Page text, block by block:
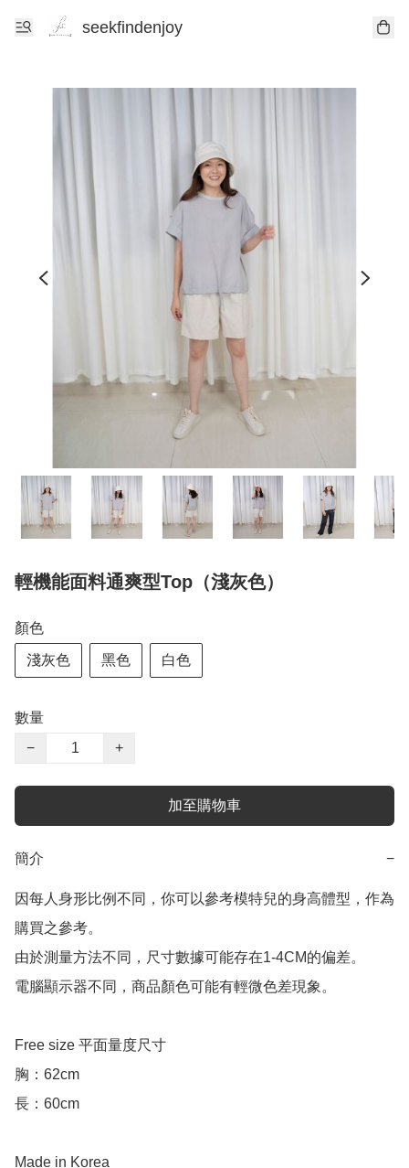
seekfindenjoy
輕機能面料通爽型Top（淺灰色）
顏色
淺灰色 黑色 白色
數量
−
+
加至購物車
簡介 −
因每人身形比例不同，你可以參考模特兒的身高體型，作為
購買之參考。
由於測量方法不同，尺寸數據可能存在1-4CM的偏差。
電腦顯示器不同，商品顏色可能有輕微色差現象。
Free size 平面量度尺寸
胸：62cm
長：60cm
Made in Korea